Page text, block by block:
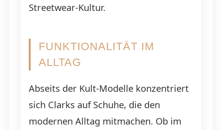
Streetwear-Kultur.
FUNKTIONALITÄT IM
ALLTAG
Abseits der Kult-Modelle konzentriert
sich Clarks auf Schuhe, die den
modernen Alltag mitmachen. Ob im